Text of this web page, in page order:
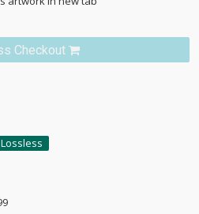
Checkout
Lossless